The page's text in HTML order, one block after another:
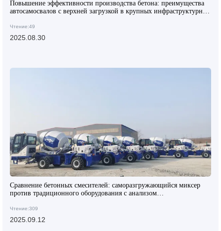
Повышение эффективности производства бетона: преимущества
автосамосвалов с верхней загрузкой в крупных инфраструктурных
Чтение:49
2025.08.30
Сравнение бетонных смесителей: саморазгружающийся миксер
против традиционного оборудования с анализом
Чтение:309
2025.09.12